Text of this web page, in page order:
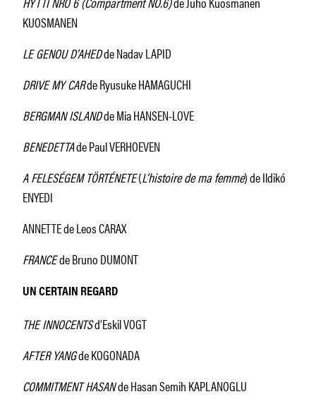
KUOSMANEN
LE GENOU D’AHEDde Nadav LAPID
DRIVE MY CARde Ryusuke HAMAGUCHI
BERGMAN ISLANDde Mia HANSEN-LOVE
BENEDETTAde Paul VERHOEVEN
A FELESÉGEM TÖRTÉNETE(L’histoire de ma femme) de Ildikó
ENYEDI
ANNETTE de Leos CARAX
FRANCEde Bruno DUMONT
UN CERTAIN REGARD
THE INNOCENTSd’Eskil VOGT
AFTER YANGde KOGONADA
COMMITMENT HASANde Hasan Semih KAPLANOGLU